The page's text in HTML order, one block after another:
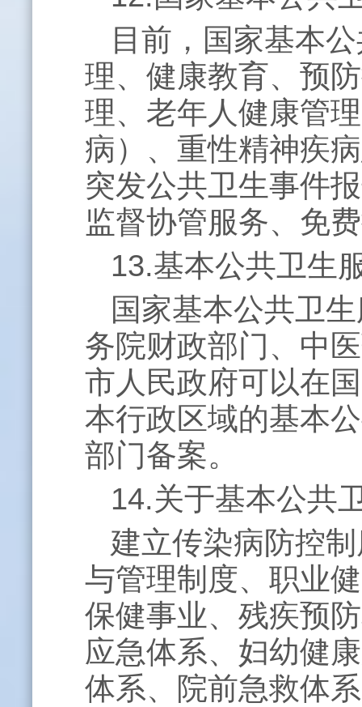
目前，国家基本
理、健康教育、预
理、老年人健康管
病）、重性精神疾
突发公共卫生事件
监督协管服务、免
13.基本公共卫生
国家基本公共卫
务院财政部门、中
市人民政府可以在
本行政区域的基本
部门备案。
14.关于基本公共
建立传染病防控
与管理制度、职业
保健事业、残疾预
应急体系、妇幼健
体系、院前急救体